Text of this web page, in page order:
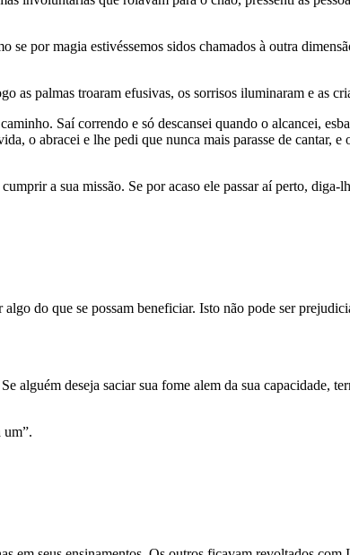
por magia estivéssemos sidos chamados à outra
palmas troaram efusivas, os sorrisos iluminaram e as
Saí correndo e só descansei quando o alcancei,
o abracei e lhe pedi que nunca mais parasse de cantar,
a sua missão. Se por acaso ele passar aí perto, diga-
do que se possam beneficiar. Isto não pode ser
deseja saciar sua fome alem da sua capacidade,
um”.